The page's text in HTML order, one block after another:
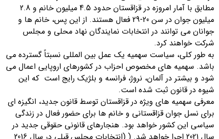
مطابق با آمار امروزه در قزاقستان حدود 4.5 میلیون خانم و 2.8
میلیون جوان در سن 20-29 فعال هستند. از این پس، خانم ها و
جوانان می توانند در انتخابات نمایندگان نهاد محلی و مجلس
شرکت خواهند کرد.
به طور کلی، سیاست سهمیه یک عمل بین المللی نسبتاً گسترده می
باشد. سهمیه های مخصوص احزاب در کشورهای اروپایی اعمال می
شود و بیشتر در آلمان، نروژ، فرانسه و بلژیک رایج است که این
شیوه در قانون ثبت شده است.
معرفی سهمیه های ویژه در قزاقستان توسط قانون جدید، انگیزه ای
برای نسل جوان قزاقستانی و خانم ها برای حضور فعال در زندگی
سیاسی این کشور خواهد بود. هنجارهای قانونی حقوقی جدید در